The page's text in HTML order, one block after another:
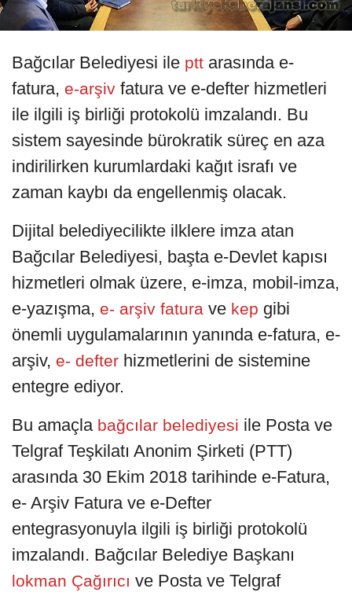
Bağcılar Belediyesi ile ptt arasında e-
fatura, e-arşiv fatura ve e-defter hizmetleri
ile ilgili iş birliği protokolü imzalandı. Bu
sistem sayesinde bürokratik süreç en aza
indirilirken kurumlardaki kağıt israfı ve
zaman kaybı da engellenmiş olacak.
Dijital belediyecilikte ilklere imza atan
Bağcılar Belediyesi, başta e-Devlet kapısı
hizmetleri olmak üzere, e-imza, mobil-imza,
e-yazışma, e- arşiv fatura ve kep gibi
önemli uygulamalarının yanında e-fatura, e-
arşiv, e- defter hizmetlerini de sistemine
entegre ediyor.
Bu amaçla bağcılar belediyesi ile Posta ve
Telgraf Teşkilatı Anonim Şirketi (PTT)
arasında 30 Ekim 2018 tarihinde e-Fatura,
e- Arşiv Fatura ve e-Defter
entegrasyonuyla ilgili iş birliği protokolü
imzalandı. Bağcılar Belediye Başkanı
lokman Çağırıcı ve Posta ve Telgraf